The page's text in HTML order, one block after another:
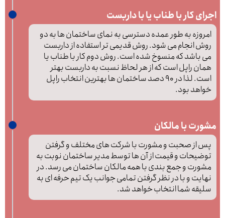
اجرای کار با طناب یا با داربست
امروزه به طور عمده دسترسی به نمای ساختمان ها به دو
روش انجام می شود. روش قدیمی تر استفاده از داربست
می باشد که منسوخ شده است. روش دوم کار با طناب یا
همان راپل است که از هر لحاظ نسبت به داربست بهتر
است. لذا در 90 دصد ساختمان ها بهترین انتخاب راپل
خواهد بود.
مشورت با مالکان
پس از صحبت و مشورت با شرکت های مختلف و گرفتن
توضیحات و قیمت از آن ها توسط مدیر ساختمان نوبت به
مشورت و جمع بندی با همه مالکان ساختمان می رسد. در
نهایت و با در نظر گرفتن تمامی جوانب یک تیم حرفه ای به
سلیقه شما انتخاب خواهد شد.